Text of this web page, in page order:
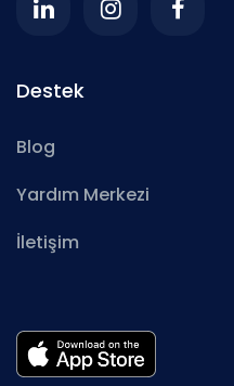
Destek
Blog
Yardım Merkezi
İletişim